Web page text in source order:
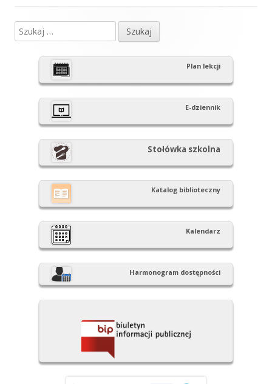
Główny
panel
boczny
Szukaj:
Plan lekcji
E-dziennik
Stołówka szkolna
Katalog biblioteczny
Kalendarz
Harmonogram dostępności